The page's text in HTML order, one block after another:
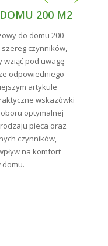
200 M2
do domu 200
szereg czynników,
wziąć pod uwagę
odpowiedniego
artykule
wskazówki
optymalnej
rodzaju pieca oraz
czynników,
na komfort
domu.